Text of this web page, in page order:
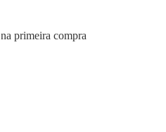
na primeira compra